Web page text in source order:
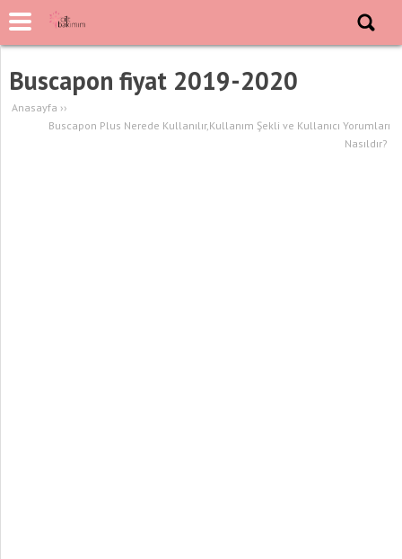
Buscapon fiyat 2019-2020
Anasayfa ››
Buscapon Plus Nerede Kullanılır,Kullanım Şekli ve Kullanıcı Yorumları
Nasıldır?